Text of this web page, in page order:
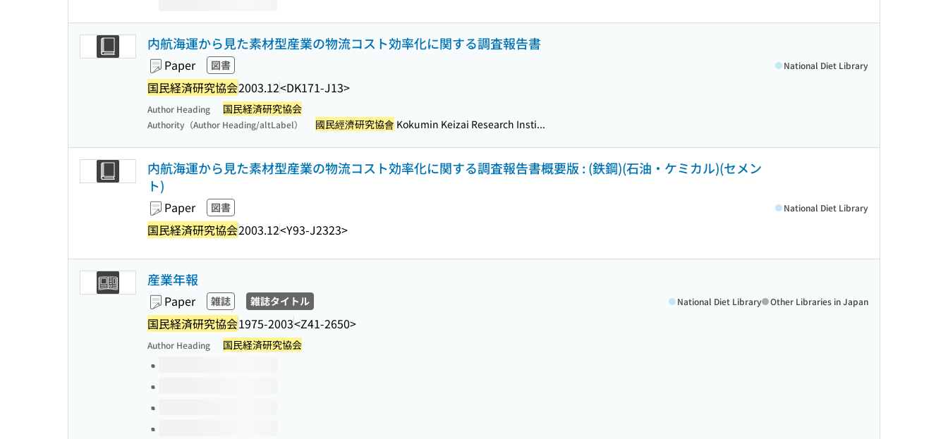
内航海運から見た素材型産業の物流コスト効率化に関する調査報告書
Paper 図書
国民経済研究協会2003.12<DK171-J13>
National Diet Library
Author Heading 国民経済研究協会
Authority（Author Heading/altLabel） 國民經濟研究協會 Kokumin Keizai Research Insti...
内航海運から見た素材型産業の物流コスト効率化に関する調査報告書概要版 : (鉄鋼)(石油・ケミカル)(セメン
ト)
Paper 図書
国民経済研究協会2003.12<Y93-J2323>
National Diet Library
産業年報
Paper 雑誌 雑誌タイトル
国民経済研究協会1975-2003<Z41-2650>
National Diet Library Other Libraries in Japan
Author Heading 国民経済研究協会
Volumes of this title